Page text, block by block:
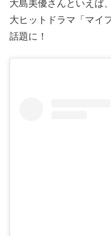
大島美優さんといえば
大ヒットドラマ「マイ
話題に！